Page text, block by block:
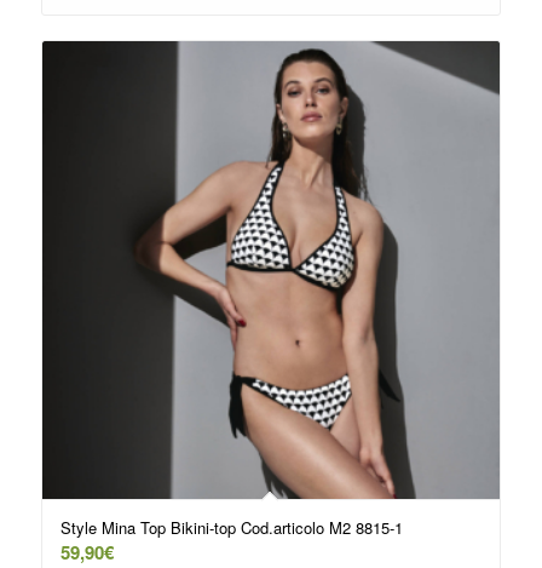
Style Mina Top Bikini-top Cod.articolo M2 8815-1
59,90€